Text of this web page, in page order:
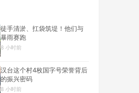
徒手清淤、扛袋筑堤！他们与
暴雨赛跑
8 小时前
汉台这个村4枚国字号荣誉背后
的振兴密码
8 小时前